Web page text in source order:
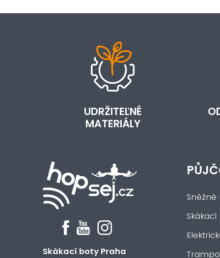
UDRŽITEĽNÉ
MATERIÁLY
Skákací boty Praha
Sněžné